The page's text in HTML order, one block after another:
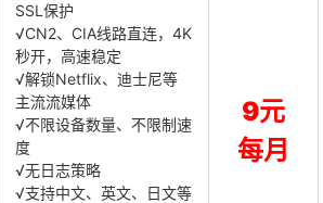
SSL保护
√CN2、CIA线路直连，4K
秒开，高速稳定
√解锁Netflix、迪士尼等
主流流媒体
√不限设备数量、不限制速
度
√无日志策略
√支持中文、英文、日文等
9元
每月